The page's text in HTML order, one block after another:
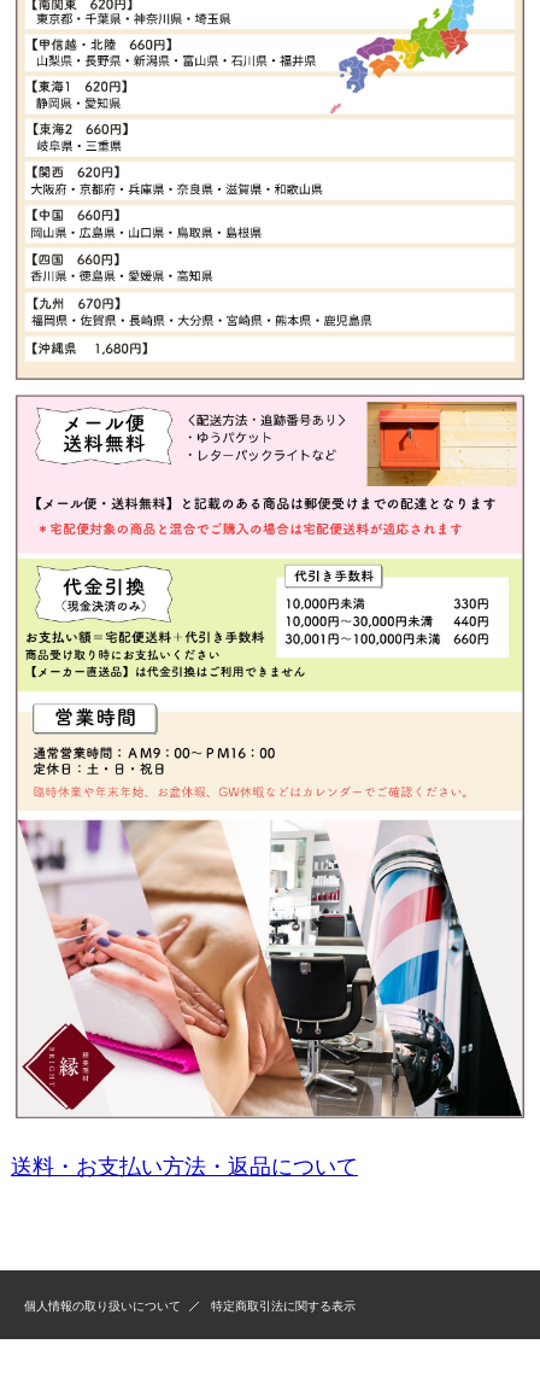
送料・お支払い方法・返品について
個人情報の取り扱いについて 特定商取引法に関する表示